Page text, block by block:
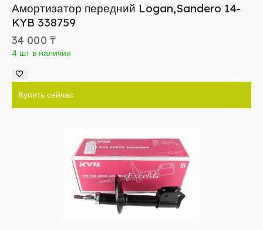
Амортизатор передний Logan,Sandero 14-
KYB 338759
34 000 ₸
4 шт в наличии
Купить сейчас